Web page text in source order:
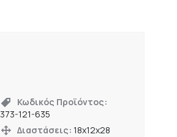
Κωδικός Προϊόντος:
373-121-635
Διαστάσεις: 18x12x28